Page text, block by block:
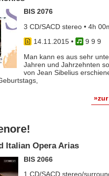
BIS 2076
3 CD/SACD stereo • 4h
14.11.2015•
9 9 9
Man kann es aus sehr
Jahren und Jahrzehnten
von Jean Sibelius
Italian Opera Arias
BIS 2066
1 CD/SACD stereo/